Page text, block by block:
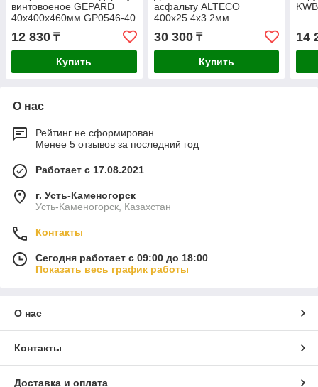
винтовоеное GEPARD
40x400x460мм GP0546-40
12 830 ₸
Купить
асфальту ALTECO
400x25.4x3.2мм
30 300₸
Купить
14
О нас
Рейтинг не сформирован
Менее 5 отзывов за последний год
Работает с 17.08.2021
г. Усть-Каменогорск
Усть-Каменогорск, Казахстан
Контакты
Сегодня работает с 09:00 до 18:00
Показать весь график работы
О нас
Контакты
Доставка и оплата